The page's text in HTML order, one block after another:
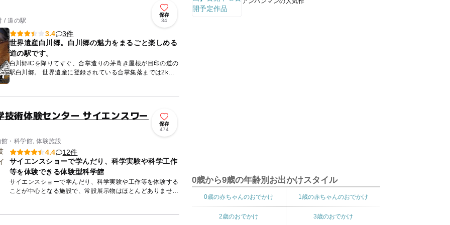
/ 道の駅
保存
34
3.4
3件
世界遺産白川郷。白川郷の魅力をまるごと楽しめる
道の駅です。
白川郷ICを降りてすぐ、合掌造りの茅葺き屋根が目印の道の
駅白川郷。 世界遺産に登録されている合掌集落までは2km
技術体験センター サイエンスワー
・科学館, 体験施設
保存
474
4.4
12件
サイエンスショーで学んだり、科学実験や科学工作
等を体験できる体験型科学館
サイエンスショーで学んだり、科学実験や工作等を体験する
ことが中心となる施設で、常設展示物はほとんどありませ
0歳から9歳の年齢別お出かけスタイル
0歳の赤ちゃんのおでかけ 1歳の赤ちゃんのおでかけ
2歳のおでかけ 3歳のおでかけ